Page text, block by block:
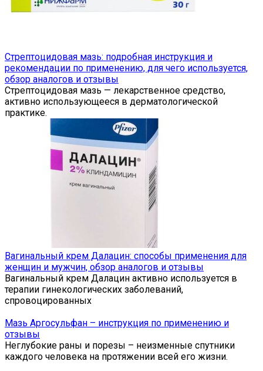
Стрептоцидовая мазь: подробная инструкция и
рекомендации по применению, для чего используется,
обзор аналогов и отзывы
Стрептоцидовая мазь — лекарственное средство,
активно использующееся в дерматологической
практике.
Вагинальный крем Далацин: способы применения для
женщин и мужчин, обзор аналогов и отзывы
Вагинальный крем Далацин активно используется в
терапии гинекологических заболеваний,
спровоцированных
Мазь Аргосульфан – инструкция по применению и
отзывы
Неглубокие раны и порезы – неизменные спутники
каждого человека на протяжении всей его жизни.